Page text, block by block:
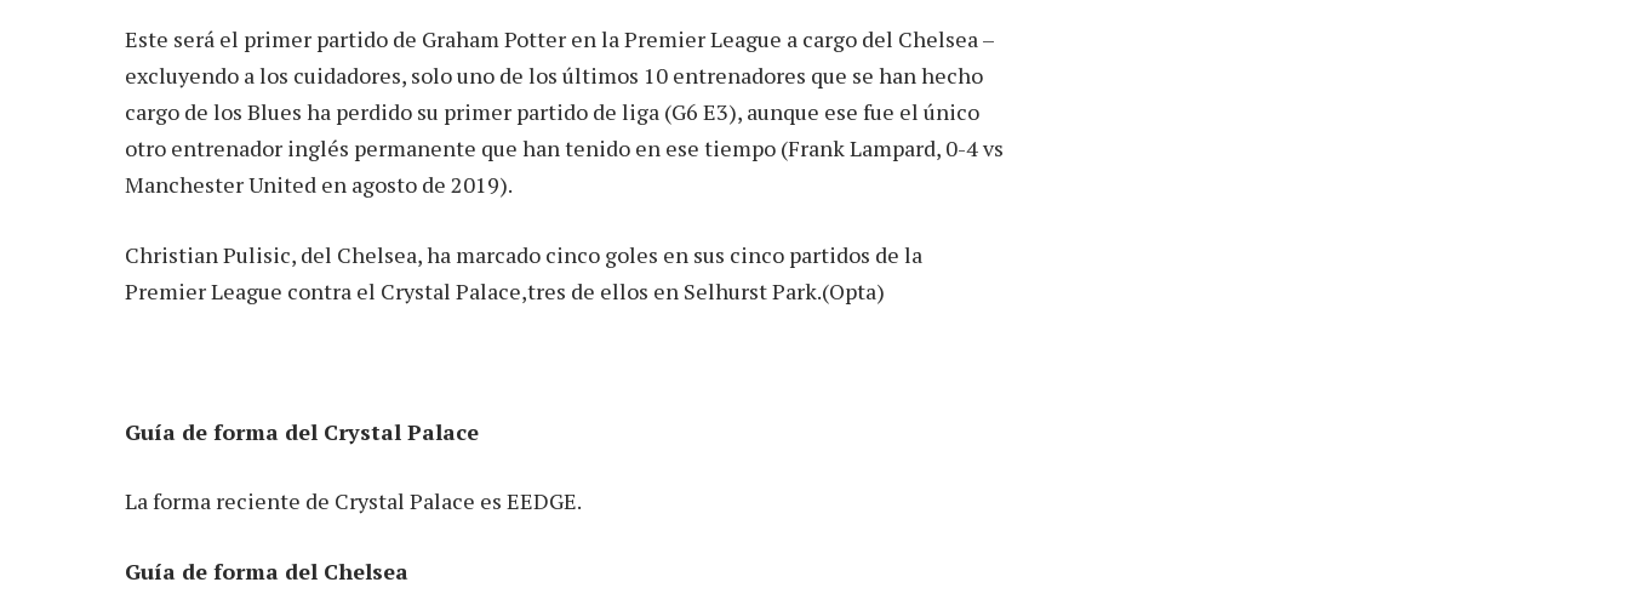
Este será el primer partido de Graham Potter en la Premier League a cargo del Chelsea –
excluyendo a los cuidadores, solo uno de los últimos 10 entrenadores que se han hecho
cargo de los Blues ha perdido su primer partido de liga (G6 E3), aunque ese fue el único
otro entrenador inglés permanente que han tenido en ese tiempo (Frank Lampard, 0-4 vs
Manchester United en agosto de 2019).
Christian Pulisic, del Chelsea, ha marcado cinco goles en sus cinco partidos de la
Premier League contra el Crystal Palace,tres de ellos en Selhurst Park.(Opta)
Guía de forma del Crystal Palace
La forma reciente de Crystal Palace es EEDGE.
Guía de forma del Chelsea